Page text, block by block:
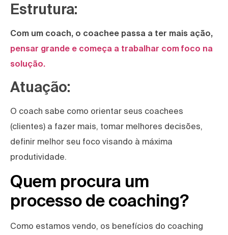
Estrutura:
Com um coach, o coachee passa a ter mais ação,
pensar grande e começa a trabalhar com foco na
solução.
Atuação:
O coach sabe como orientar seus coachees
(clientes) a fazer mais, tomar melhores decisões,
definir melhor seu foco visando à máxima
produtividade.
Quem procura um
processo de coaching?
Como estamos vendo, os benefícios do coaching